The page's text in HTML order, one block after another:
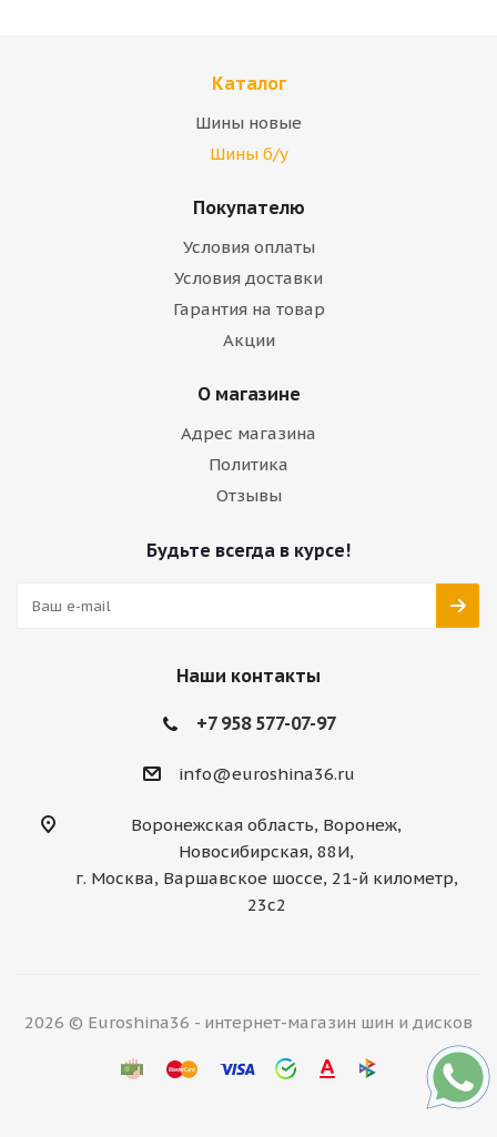
Каталог
Шины новые
Шины б/у
Покупателю
Условия оплаты
Условия доставки
Гарантия на товар
Акции
О магазине
Адрес магазина
Политика
Отзывы
Будьте всегда в курсе!
Наши контакты
+7 958 577-07-97
info@euroshina36.ru
Воронежская область, Воронеж,
Новосибирская, 88И,
г. Москва, Варшавское шоссе, 21-й километр,
23с2
2026 © Euroshina36 - интернет-магазин шин и дисков